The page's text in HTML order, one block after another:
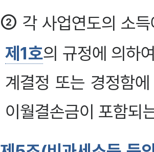
② 각 사업연도의 소
제1호의 규정에 의하
계결정 또는 경정함
이월결손금이 포함